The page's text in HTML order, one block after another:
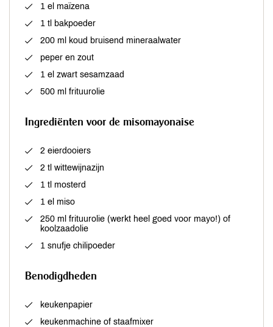
1 el maïzena
1 tl bakpoeder
200 ml koud bruisend mineraalwater
peper en zout
1 el zwart sesamzaad
500 ml frituurolie
Ingrediënten voor de misomayonaise
2 eierdooiers
2 tl wittewijnazijn
1 tl mosterd
1 el miso
250 ml frituurolie (werkt heel goed voor mayo!) of
koolzaadolie
1 snufje chilipoeder
Benodigdheden
keukenpapier
keukenmachine of staafmixer